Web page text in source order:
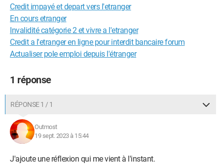
Credit impayé et depart vers l'etranger
En cours etranger
Invalidité catégorie 2 et vivre a l'etranger
Credit a l'etranger en ligne pour interdit bancaire forum
Actualiser pole emploi depuis l'étranger
1 réponse
RÉPONSE 1 / 1
Outmost
19 sept. 2023 à 15:44
J'ajoute une réflexion qui me vient à l'instant.